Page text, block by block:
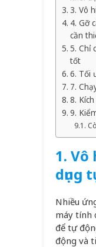
3. Vô
4. Gỡ
cần
5. Chỉ
tốt
6. Tối
7.
8.
9.
1. Vô
dụng t
Nhiều
máy tính
để tự
động và